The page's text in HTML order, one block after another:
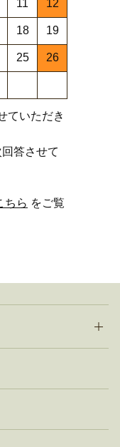
11 12
18 19
25 26
ていただき
答させて
ちら をご覧